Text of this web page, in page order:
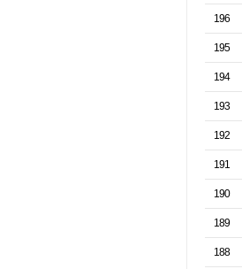
196
195
194
193
192
191
190
189
188